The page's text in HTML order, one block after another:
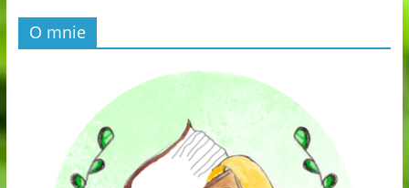
O mnie